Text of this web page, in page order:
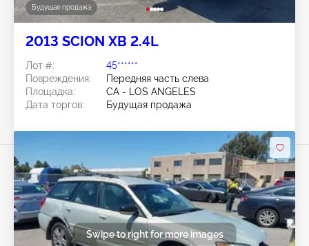
Будущая продажа
2013 SCION XB 2.4L
Лот #:
45******
Повреждения:
Передняя часть слева
Площадка:
CA - LOS ANGELES
Дата торгов:
Будущая продажа
Swipe to right for more images